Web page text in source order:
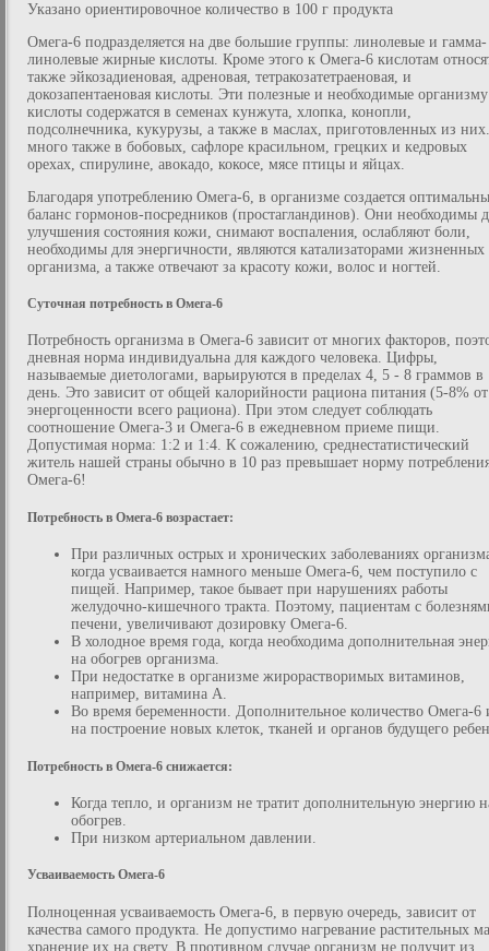
Указано ориентировочное количество в 100 г продукта
Омега-6 подразделяется на две большие группы: линолевые и гамма-
линолевые жирные кислоты. Кроме этого к Омега-6 кислотам
также эйкозадиеновая, адреновая, тетракозатетраеновая, и
докозапентаеновая кислоты. Эти полезные и необходимые организму
кислоты содержатся в семенах кунжута, хлопка, конопли,
подсолнечника, кукурузы, а также в маслах, приготовленных из
много также в бобовых, сафлоре красильном, грецких и кедровых
орехах, спирулине, авокадо, кокосе, мясе птицы и яйцах.
Благодаря употреблению Омега-6, в организме создается
баланс гормонов-посредников (простагландинов). Они необходимы
улучшения состояния кожи, снимают воспаления, ослабляют боли,
необходимы для энергичности, являются катализаторами жизненных
организма, а также отвечают за красоту кожи, волос и ногтей.
Суточная потребность в Омега-6
Потребность организма в Омега-6 зависит от многих факторов,
дневная норма индивидуальна для каждого человека. Цифры,
называемые диетологами, варьируются в пределах 4, 5 - 8 граммов в
день. Это зависит от общей калорийности рациона питания (5-8% от
энергоценности всего рациона). При этом следует соблюдать
соотношение Омега-3 и Омега-6 в ежедневном приеме пищи.
Допустимая норма: 1:2 и 1:4. К сожалению, среднестатистический
житель нашей страны обычно в 10 раз превышает норму
Омега-6!
Потребность в Омега-6 возрастает:
При различных острых и хронических заболеваниях
когда усваивается намного меньше Омега-6, чем поступило с
пищей. Например, такое бывает при нарушениях работы
желудочно-кишечного тракта. Поэтому, пациентам с
печени, увеличивают дозировку Омега-6.
В холодное время года, когда необходима дополнительная
на обогрев организма.
При недостатке в организме жирорастворимых витаминов,
например, витамина А.
Во время беременности. Дополнительное количество Омега-6
на построение новых клеток, тканей и органов будущего
Потребность в Омега-6 снижается:
Когда тепло, и организм не тратит дополнительную энергию
обогрев.
При низком артериальном давлении.
Усваиваемость Омега-6
Полноценная усваиваемость Омега-6, в первую очередь, зависит от
качества самого продукта. Не допустимо нагревание растительных
хранение их на свету. В противном случае организм не получит из